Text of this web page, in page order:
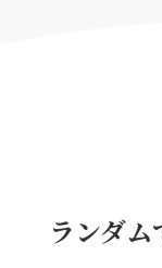
ランダ